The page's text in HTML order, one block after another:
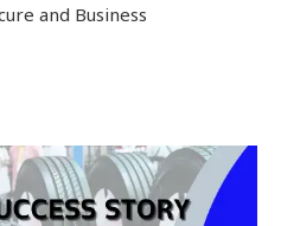
and Business